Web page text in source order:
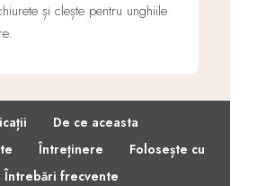
și clește pentru unghiile
De ce aceasta
Întreținere Folosește cu
Întrebări frecvente